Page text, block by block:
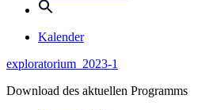
Kalender
exploratorium_2023-1
Download des aktuellen Programms